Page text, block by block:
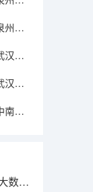
2026高考广东历史类考生可参考报泉州纺织服装职业学院的专业汇总
2026高考广东物理类考生可参考报武汉生物工程学院的专业汇总
2026高考广东历史类考生可参考报武汉生物工程学院的专业汇总
2026高考广东物理类考生可参考报中南林业科技大学涉外学院的专业汇总
数学专业排名世界 世界十大数学强国